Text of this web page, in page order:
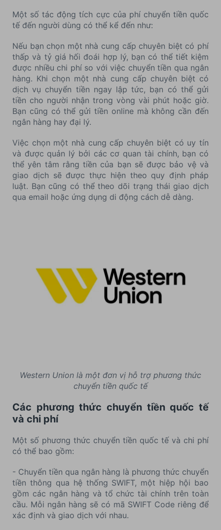
Một số tác động tích cực của phí chuyển tiền quốc
tế đến người dùng có thể kể đến như:
Nếu bạn chọn một nhà cung cấp chuyên biệt có phí
thấp và tỷ giá hối đoái hợp lý, bạn có thể tiết kiệm
được nhiều chi phí so với việc chuyển tiền qua ngân
hàng. Khi chọn một nhà cung cấp chuyên biệt có
dịch vụ chuyển tiền ngay lập tức, bạn có thể gửi
tiền cho người nhận trong vòng vài phút hoặc giờ.
Bạn cũng có thể gửi tiền online mà không cần đến
ngân hàng hay đại lý.
Việc chọn một nhà cung cấp chuyên biệt có uy tín
và được quản lý bởi các cơ quan tài chính, bạn có
thể yên tâm rằng tiền của bạn sẽ được bảo vệ và
giao dịch sẽ được thực hiện theo quy định pháp
luật. Bạn cũng có thể theo dõi trạng thái giao dịch
qua email hoặc ứng dụng di động cách dễ dàng.
Western Union là một đơn vị hỗ trợ phương thức
chuyển tiền quốc tế
Các phương thức chuyển tiền quốc tế
và chi phí
Một số phương thức chuyển tiền quốc tế và chi phí
có thể bao gồm:
- Chuyển tiền qua ngân hàng là phương thức chuyển
tiền thông qua hệ thống SWIFT, một hiệp hội bao
gồm các ngân hàng và tổ chức tài chính trên toàn
cầu. Mỗi ngân hàng sẽ có mã SWIFT Code riêng để
xác định và giao dịch với nhau.